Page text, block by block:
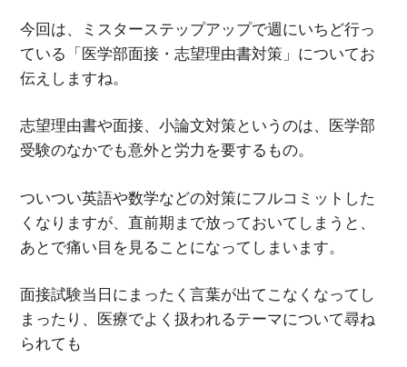
今回は、ミスターステップアップで週にいちど行っ
ている「医学部面接・志望理由書対策」についてお
伝えしますね。
志望理由書や面接、小論文対策というのは、医学部
受験のなかでも意外と労力を要するもの。
ついつい英語や数学などの対策にフルコミットした
くなりますが、直前期まで放っておいてしまうと、
あとで痛い目を見ることになってしまいます。
面接試験当日にまったく言葉が出てこなくなってし
まったり、医療でよく扱われるテーマについて尋ね
られても